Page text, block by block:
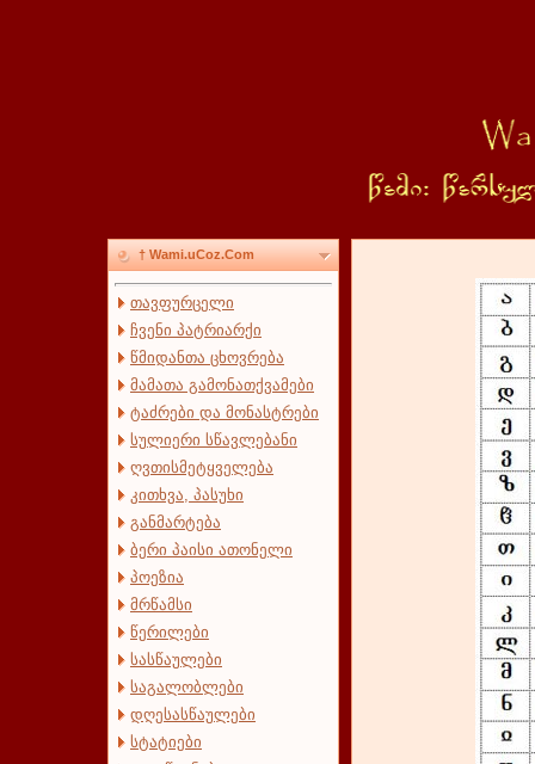
† Wami.uCoz.Com
თავფურცელი
ჩვენი პატრიარქი
წმიდანთა ცხოვრება
მამათა გამონათქვამები
ტაძრები და მონასტრები
სულიერი სწავლებანი
ღვთისმეტყველება
კითხვა, პასუხი
განმარტება
ბერი პაისი ათონელი
პოეზია
მრწამსი
წერილები
სასწაულები
საგალობლები
დღესასწაულები
სტატიები